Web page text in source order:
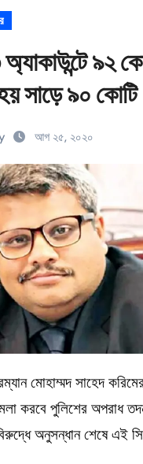
৯২
সাড়ে ৯০ কোটি
আগ ২৫, ২০২০
করবে পুলিশের অপরাধ
অনুসন্ধান শেষে এই